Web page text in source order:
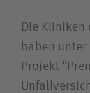
Wie können
Die Kliniken
haben unter
Projekt